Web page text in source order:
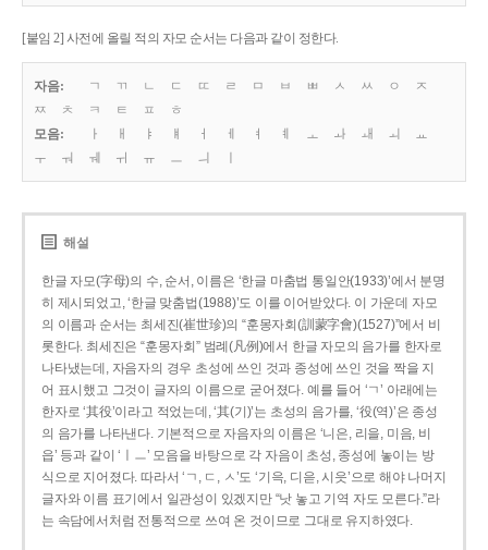
[붙임 2] 사전에 올릴 적의 자모 순서는 다음과 같이 정한다.
자음: ㄱ ㄲ ㄴ ㄷ ㄸ ㄹ ㅁ ㅂ ㅃ ㅅ ㅆ ㅇ
ㅈ
ㅉ
ㅊ ㅋ ㅌ ㅍ
ㅎ
모음:
ㅏ ㅐ ㅑ ㅒ ㅓ ㅔ ㅕ ㅖ ㅗ ㅘ ㅙ ㅚ
ㅛ
ㅜ
ㅝ ㅞ ㅟ ㅠ ㅡ ㅢ
해설
한글 자모(字母)의 수, 순서, 이름은 ‘한글 마춤법 통일안(1933)’에서 분명
히 제시되었고, ‘한글 맞춤법(1988)’도 이를 이어받았다. 이 가운데 자모
의 이름과 순서는 최세진(崔世珍)의 “훈몽자회(訓蒙字會)(1527)”에서 비
롯한다. 최세진은 “훈몽자회” 범례(凡例)에서 한글 자모의 음가를 한자로
나타냈는데, 자음자의 경우 초성에 쓰인 것과 종성에 쓰인 것을 짝을 지
어 표시했고 그것이 글자의 이름으로 굳어졌다. 예를 들어 ‘ㄱ’ 아래에는
한자로 ‘其役’이라고 적었는데, ‘其(기)’는 초성의 음가를, ‘役(역)’은 종성
의 음가를 나타낸다. 기본적으로 자음자의 이름은 ‘니은, 리을, 미음, 비
읍’ 등과 같이 ‘ㅣㅡ’ 모음을 바탕으로 각 자음이 초성, 종성에 놓이는 방
식으로 지어졌다. 따라서 ‘ㄱ, ㄷ, ㅅ’도 ‘기윽, 디읃, 시읏’으로 해야 나머지
글자와 이름 표기에서 일관성이 있겠지만 “낫 놓고 기역 자도 모른다.”라
는 속담에서처럼 전통적으로 쓰여 온 것이므로 그대로 유지하였다.